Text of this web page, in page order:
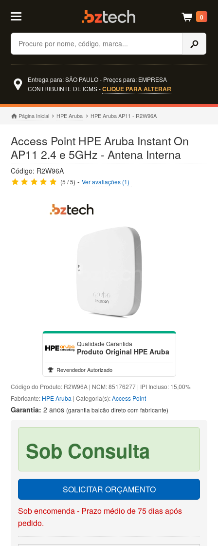
Buscar
0
Entrega para: SÃO PAULO - Preços para: EMPRESA
CONTRIBUINTE DE ICMS -CLIQUE PARA ALTERAR
Página Inicial HPE Aruba HPE Aruba AP11 - R2W96A
Access Point HPE Aruba Instant On
AP11 2.4 e 5GHz - Antena Interna
Código: R2W96A
(5 / 5) -Ver avaliações (1)
Qualidade Garantida
Produto Original HPE Aruba
Revendedor Autorizado
Código do Produto: R2W96A | NCM: 85176277 | IPI Incluso: 15,00%
Fabricante: HPE Aruba | Categoria(s):Access Point
Garantia:2 anos (garantia balcão direto com fabricante)
Sob Consulta
SOLICITAR ORÇAMENTO
Sob encomenda - Prazo médio de 75 dias após
pedido.